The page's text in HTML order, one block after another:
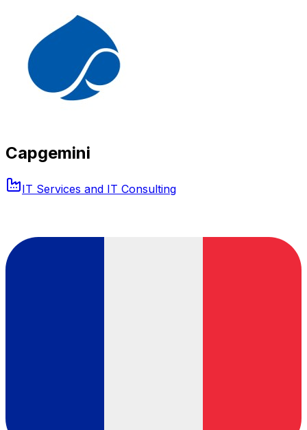
Capgemini
IT Services and IT Consulting